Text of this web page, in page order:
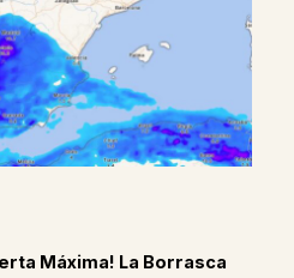
Máxima! La Borrasca